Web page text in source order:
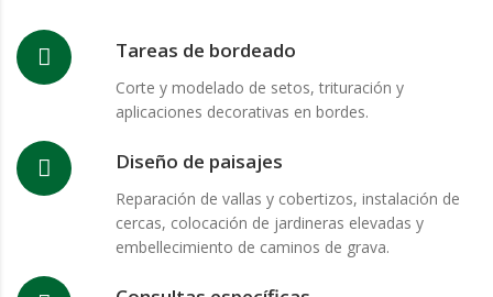
Tareas de bordeado
Corte y modelado de setos, trituración y
aplicaciones decorativas en bordes.
Diseño de paisajes
Reparación de vallas y cobertizos, instalación de
cercas, colocación de jardineras elevadas y
embellecimiento de caminos de grava.